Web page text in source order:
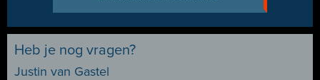
Heb je nog vragen?
Justin van Gastel